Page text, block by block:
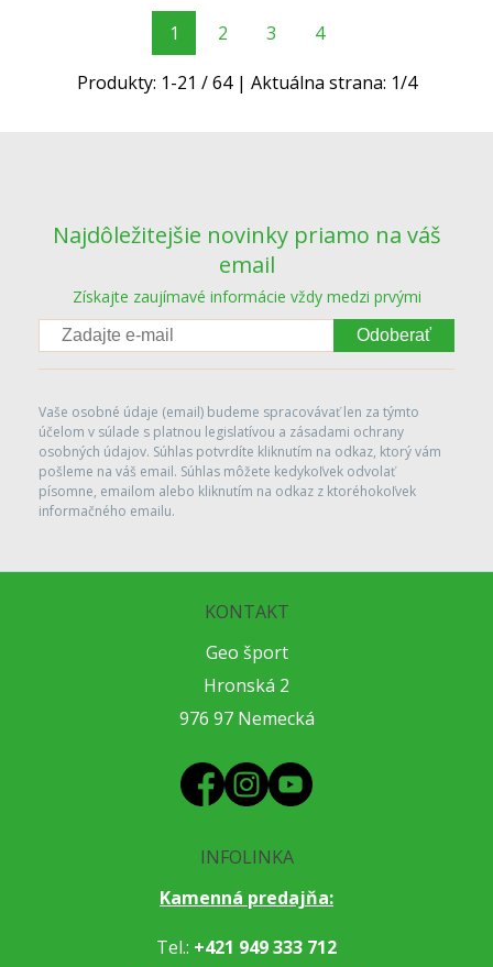
1 2 3 4
Produkty: 1-21 /64| Aktuálna strana: 1/4
Najdôležitejšie novinky priamo na váš
email
Získajte zaujímavé informácie vždy medzi prvými
Odoberať
Vaše osobné údaje (email) budeme spracovávať len za týmto
účelom v súlade s platnou legislatívou a zásadami ochrany
osobných údajov. Súhlas potvrdíte kliknutím na odkaz, ktorý vám
pošleme na váš email. Súhlas môžete kedykoľvek odvolať
písomne, emailom alebo kliknutím na odkaz z ktoréhokoľvek
informačného emailu.
KONTAKT
Geo šport
Hronská 2
976 97 Nemecká
INFOLINKA
Kamenná predajňa:
Tel.: +421 949 333 712